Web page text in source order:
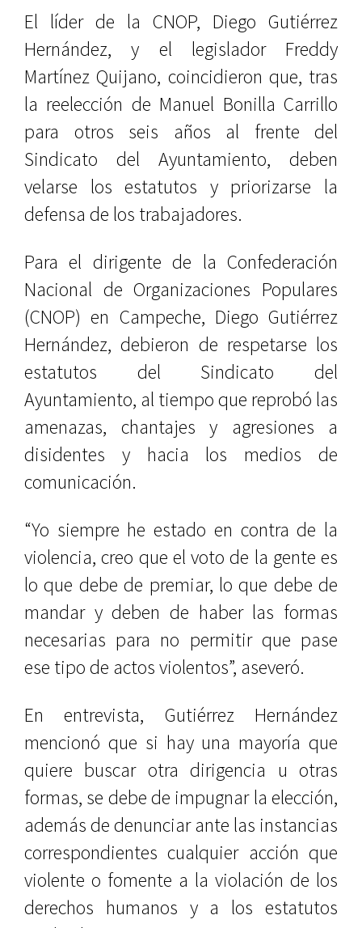
El líder de la CNOP, Diego Gutiérrez
Hernández, y el legislador Freddy
Martínez Quijano, coincidieron que, tras
la reelección de Manuel Bonilla Carrillo
para otros seis años al frente del
Sindicato del Ayuntamiento, deben
velarse los estatutos y priorizarse la
defensa de los trabajadores.
Para el dirigente de la Confederación
Nacional de Organizaciones Populares
(CNOP) en Campeche, Diego Gutiérrez
Hernández, debieron de respetarse los
estatutos del Sindicato del
Ayuntamiento, al tiempo que reprobó las
amenazas, chantajes y agresiones a
disidentes y hacia los medios de
comunicación.
“Yo siempre he estado en contra de la
violencia, creo que el voto de la gente es
lo que debe de premiar, lo que debe de
mandar y deben de haber las formas
necesarias para no permitir que pase
ese tipo de actos violentos”, aseveró.
En entrevista, Gutiérrez Hernández
mencionó que si hay una mayoría que
quiere buscar otra dirigencia u otras
formas, se debe de impugnar la elección,
además de denunciar ante las instancias
correspondientes cualquier acción que
violente o fomente a la violación de los
derechos humanos y a los estatutos